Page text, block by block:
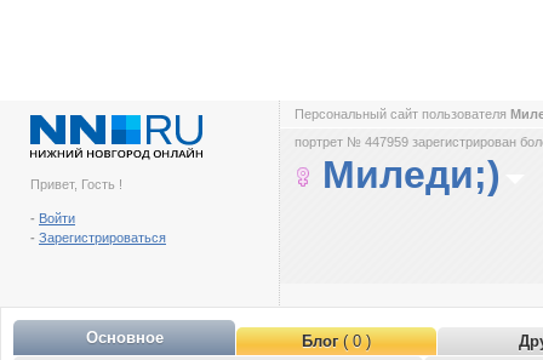
Привет, Гость !
- Войти
- Зарегистрироваться
Персональный сайт пользователя
портрет № 447959 зарегистрирован
Миледи;)
Основное Блог( 0 )